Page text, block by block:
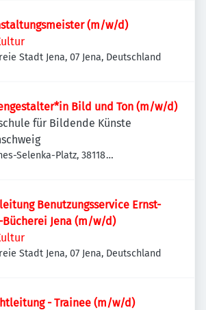
(m/w/d)
Stadt Jena, 07 Jena, Deutschland
Bild und Ton (m/w/d)
für Bildende Künste
Selenka-Platz, 38118
Benutzungsservice Ernst-
Bücherei Jena (m/w/d)
Stadt Jena, 07 Jena, Deutschland
- Trainee (m/w/d)